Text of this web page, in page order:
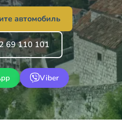
автомобиль
69 110 101
Viber